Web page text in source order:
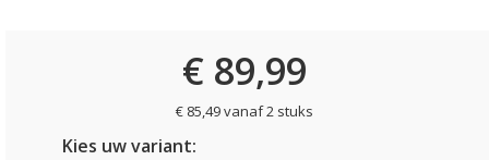
€ 89,99
€ 85,49 vanaf 2 stuks
Kies uw variant: